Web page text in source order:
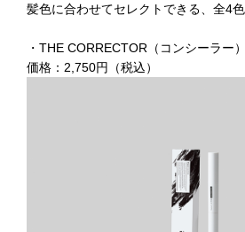
髪色に合わせてセレクトできる、全4色
・THE CORRECTOR（コンシーラ
価格：2,750円（税込）